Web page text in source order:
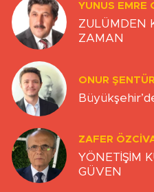
YUNUS EMRE
ZULÜMDEN
ZAMAN
ONUR
ZAFER
YÖNETİŞİM
GÜVEN